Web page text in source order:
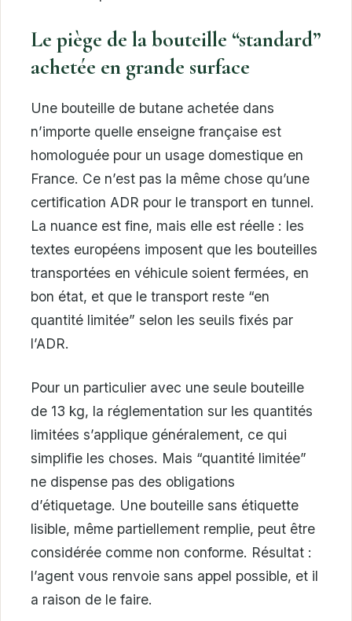
Le piège de la bouteille “standard”
achetée en grande surface
Une bouteille de butane achetée dans
n’importe quelle enseigne française est
homologuée pour un usage domestique en
France. Ce n’est pas la même chose qu’une
certification ADR pour le transport en tunnel.
La nuance est fine, mais elle est réelle : les
textes européens imposent que les bouteilles
transportées en véhicule soient fermées, en
bon état, et que le transport reste “en
quantité limitée” selon les seuils fixés par
l’ADR.
Pour un particulier avec une seule bouteille
de 13 kg, la réglementation sur les quantités
limitées s’applique généralement, ce qui
simplifie les choses. Mais “quantité limitée”
ne dispense pas des obligations
d’étiquetage. Une bouteille sans étiquette
lisible, même partiellement remplie, peut être
considérée comme non conforme. Résultat :
l’agent vous renvoie sans appel possible, et il
a raison de le faire.